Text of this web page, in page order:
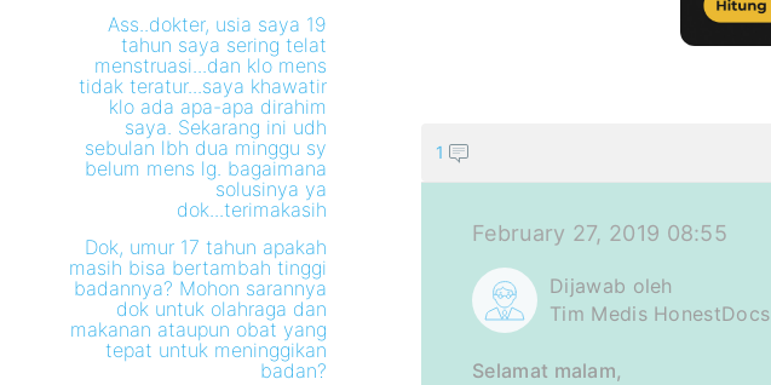
Ass..dokter, usia saya 19
tahun saya sering telat
menstruasi...dan klo mens
tidak teratur...saya khawatir
klo ada apa-apa dirahim
saya. Sekarang ini udh
sebulan lbh dua minggu sy
belum mens lg. bagaimana
solusinya ya
dok...terimakasih
Dok, umur 17 tahun apakah
masih bisa bertambah tinggi
badannya? Mohon sarannya
dok untuk olahraga dan
makanan ataupun obat yang
tepat untuk meninggikan
badan?
1
February 27, 2019 08:55
Dijawab oleh
Tim Medis HonestDocs
Selamat malam,